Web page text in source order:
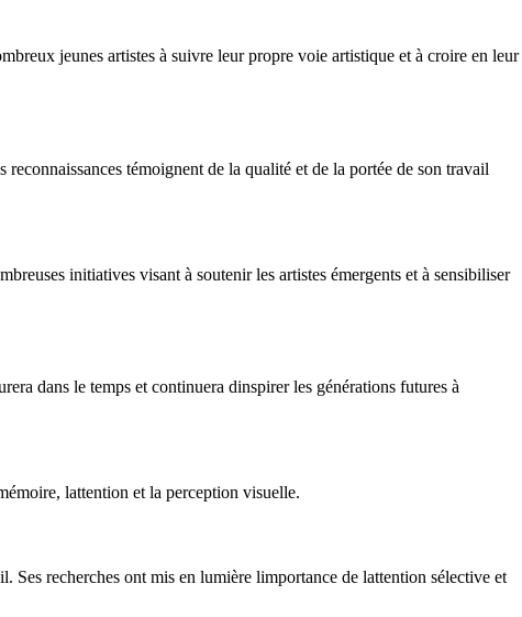
jeunes artistes à suivre leur propre voie artistique et à croire en leur
témoignent de la qualité et de la portée de son travail
initiatives visant à soutenir les artistes émergents et à sensibiliser
dans le temps et continuera dinspirer les générations futures à
lattention et la perception visuelle.
Ses recherches ont mis en lumière limportance de lattention sélective et